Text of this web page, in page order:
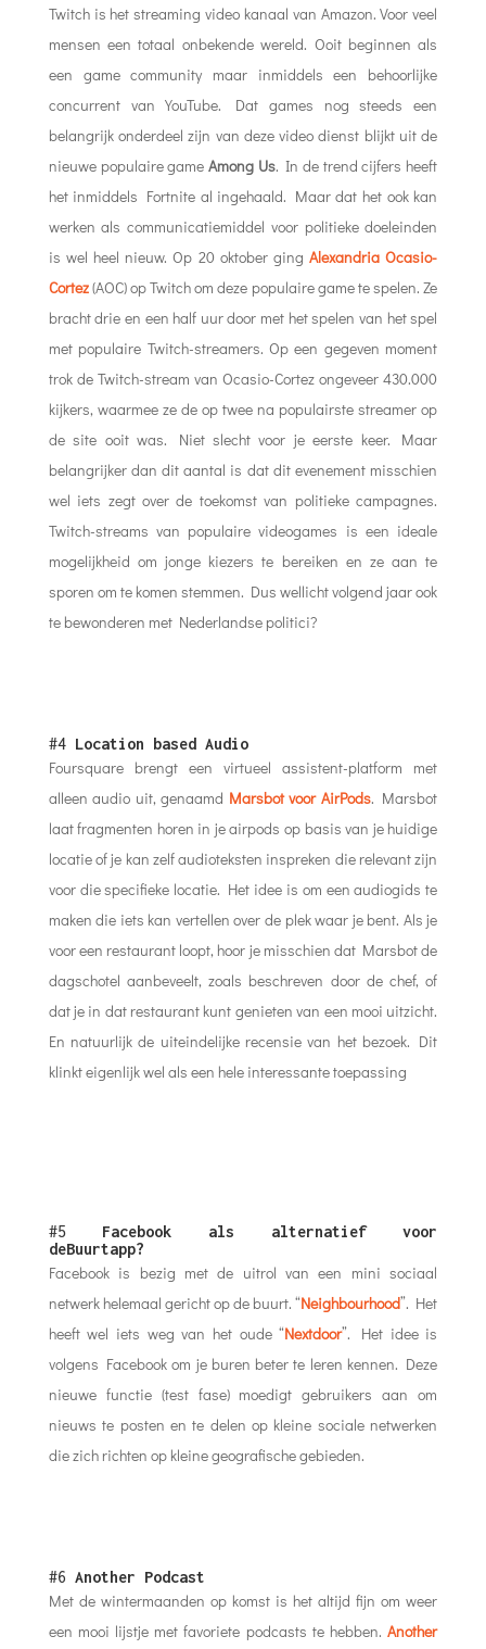
Twitch is het streaming video kanaal van Amazon. Voor veel
mensen een totaal onbekende wereld. Ooit beginnen als
een game community maar inmiddels een behoorlijke
concurrent van YouTube. Dat games nog steeds een
belangrijk onderdeel zijn van deze video dienst blijkt uit de
nieuwe populaire game Among Us. In de trend cijfers heeft
het inmiddels Fortnite al ingehaald. Maar dat het ook kan
werken als communicatiemiddel voor politieke doeleinden
is wel heel nieuw. Op 20 oktober gingAlexandria Ocasio-
Cortez(AOC) op Twitch om deze populaire game te spelen. Ze
bracht drie en een half uur door met het spelen van het spel
met populaire Twitch-streamers. Op een gegeven moment
trok de Twitch-stream van Ocasio-Cortez ongeveer 430.000
kijkers, waarmee ze de op twee na populairste streamer op
de site ooit was. Niet slecht voor je eerste keer. Maar
belangrijker dan dit aantal is dat dit evenement misschien
wel iets zegt over de toekomst van politieke campagnes.
Twitch-streams van populaire videogames is een ideale
mogelijkheid om jonge kiezers te bereiken en ze aan te
sporen om te komen stemmen. Dus wellicht volgend jaar ook
te bewonderen met Nederlandse politici?
#4 Location based Audio
Foursquare brengt een virtueel assistent-platform met
alleen audio uit, genaamd Marsbot voor AirPods. Marsbot
laat fragmenten horen in je airpods op basis van je huidige
locatie of je kan zelf audioteksten inspreken die relevant zijn
voor die specifieke locatie. Het idee is om een ​​audiogids te
maken die iets kan vertellen over de plek waar je bent. Als je
voor een restaurant loopt, hoor je misschien dat Marsbot de
dagschotel aanbeveelt, zoals beschreven door de chef, of
dat je in dat restaurant kunt genieten van een mooi uitzicht.
En natuurlijk de uiteindelijke recensie van het bezoek. Dit
klinkt eigenlijk wel als een hele interessante toepassing
#5Facebook als alternatief voor
deBuurtapp?
Facebook is bezig met de uitrol van een mini sociaal
netwerk helemaal gericht op de buurt. “Neighbourhood”. Het
heeft wel iets weg van het oude “Nextdoor”. Het idee is
volgens Facebook om je buren beter te leren kennen. Deze
nieuwe functie (test fase) moedigt gebruikers aan om
nieuws te posten en te delen op kleine sociale netwerken
die zich richten op kleine geografische gebieden.
#6 Another Podcast
Met de wintermaanden op komst is het altijd fijn om weer
een mooi lijstje met favoriete podcasts te hebben.Another